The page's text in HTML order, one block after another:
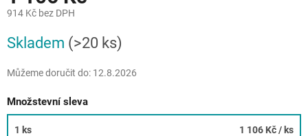
914 Kč bez DPH
cena:
Skladem (>20 ks)
Můžeme doručit do: 12.8.2026
Množstevní sleva
1 ks 1 106 Kč/ ks